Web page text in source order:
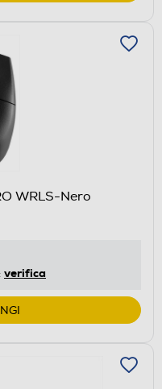
WRLS-Nero
verifica